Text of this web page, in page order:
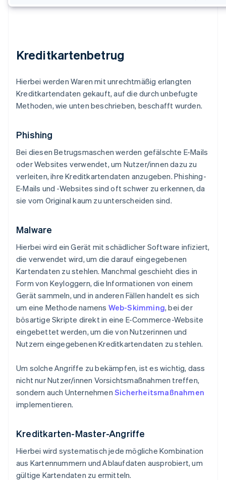
Kreditkartenbetrug
Hierbei werden Waren mit unrechtmäßig erlangten
Kreditkartendaten gekauft, auf die durch unbefugte
Methoden, wie unten beschrieben, beschafft wurden.
Phishing
Bei diesen Betrugsmaschen werden gefälschte E-Mails
oder Websites verwendet, um Nutzer/innen dazu zu
verleiten, ihre Kreditkartendaten anzugeben. Phishing-
E-Mails und -Websites sind oft schwer zu erkennen, da
sie vom Original kaum zu unterscheiden sind.
Malware
Hierbei wird ein Gerät mit schädlicher Software infiziert,
die verwendet wird, um die darauf eingegebenen
Kartendaten zu stehlen. Manchmal geschieht dies in
Form von Keyloggern, die Informationen von einem
Gerät sammeln, und in anderen Fällen handelt es sich
um eine Methode namens Web-Skimming, bei der
bösartige Skripte direkt in eine E-Commerce-Website
eingebettet werden, um die von Nutzerinnen und
Nutzern eingegebenen Kreditkartendaten zu stehlen.
Um solche Angriffe zu bekämpfen, ist es wichtig, dass
nicht nur Nutzer/innen Vorsichtsmaßnahmen treffen,
sondern auch Unternehmen Sicherheitsmaßnahmen
implementieren.
Kreditkarten-Master-Angriffe
Hierbei wird systematisch jede mögliche Kombination
aus Kartennummern und Ablaufdaten ausprobiert, um
gültige Kartendaten zu ermitteln.